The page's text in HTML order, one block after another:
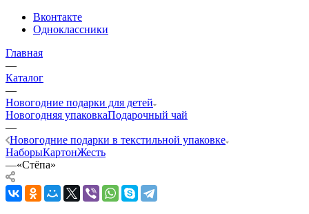
Вконтакте
Одноклассники
Главная
—
Каталог
—
Новогодние подарки для детей
Новогодняя упаковкаПодарочный чай
—
Новогодние подарки в текстильной упаковке
НаборыКартонЖесть
—«Стёпа»